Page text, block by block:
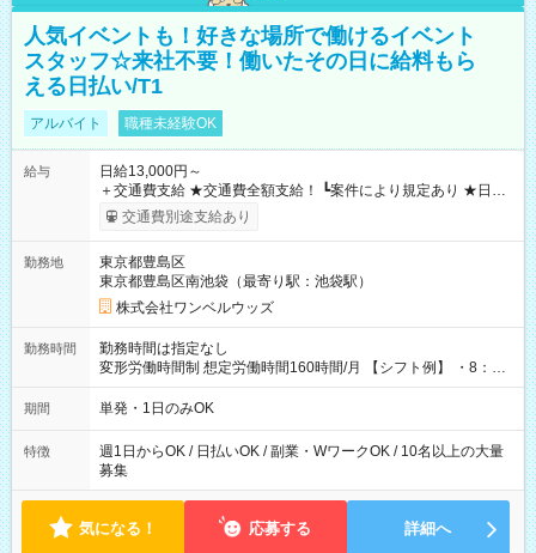
人気イベントも！好きな場所で働けるイベント
スタッフ☆来社不要！働いたその日に給料もら
える日払い/T1
アルバイト 職種未経験OK
給与
日給13,000円～
＋交通費支給 ★交通費全額支給！ ┗案件により規定あり ★日払
いOK！（規定あり） ┗働いたその日に現金GET♪ お仕事後はコ
ンビニATMから 日払い分を引き落とせます！ 【試用期間】試
交通費別途支給あり
勤務地
東京都豊島区
東京都豊島区南池袋（最寄り駅：池袋駅）
株式会社ワンベルウッズ
勤務時間
勤務時間は指定なし
変形労働時間制 想定労働時間160時間/月 【シフト例】 ・8：00
～21：00
期間 単発・1日のみOK
特徴
週1日からOK / 日払いOK / 副業・WワークOK / 10名以上の大量
募集
気になる！ 応募する 詳細へ